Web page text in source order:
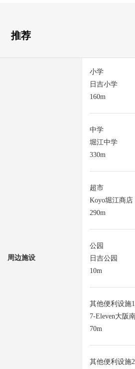
推荐
周边施设
小学
日吉小学
160m
中学
堀江中学
330m
超市
Koyo堀江商店
290m
公园
日吉公园
10m
其他便利设施1
7-Eleven大阪
70m
其他便利设施2